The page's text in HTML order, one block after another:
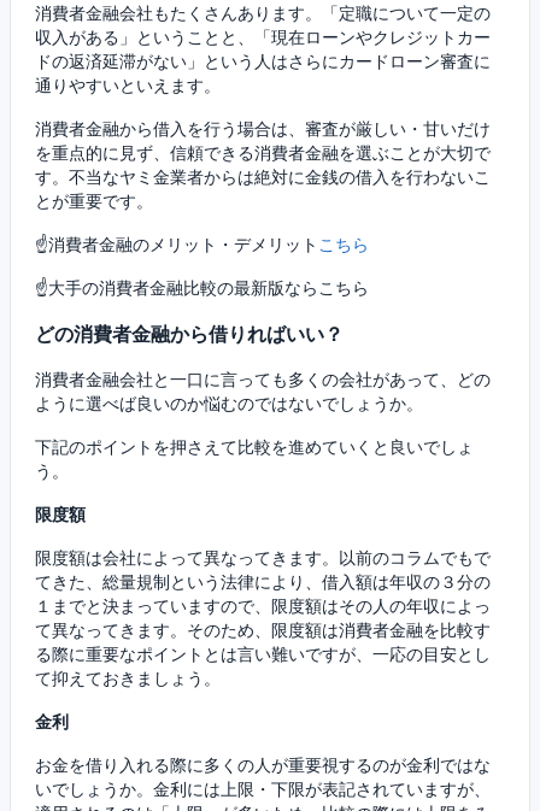
消費者金融会社もたくさんあります。「定職について一定の
収入がある」ということと、「現在ローンやクレジットカー
ドの返済延滞がない」という人はさらにカードローン審査に
通りやすいといえます。
消費者金融から借入を行う場合は、審査が厳しい・甘いだけ
を重点的に見ず、信頼できる消費者金融を選ぶことが大切で
す。不当なヤミ金業者からは絶対に金銭の借入を行わないこ
とが重要です。
☝消費者金融のメリット・デメリット こちら
☝大手の消費者金融比較の最新版ならこちら
どの消費者金融から借りればいい？
消費者金融会社と一口に言っても多くの会社があって、どの
ように選べば良いのか悩むのではないでしょうか。
下記のポイントを押さえて比較を進めていくと良いでしょ
う。
限度額
限度額は会社によって異なってきます。以前のコラムでもで
てきた、総量規制という法律により、借入額は年収の３分の
１までと決まっていますので、限度額はその人の年収によっ
て異なってきます。そのため、限度額は消費者金融を比較す
る際に重要なポイントとは言い難いですが、一応の目安とし
て抑えておきましょう。
金利
お金を借り入れる際に多くの人が重要視するのが金利ではな
いでしょうか。金利には上限・下限が表記されていますが、